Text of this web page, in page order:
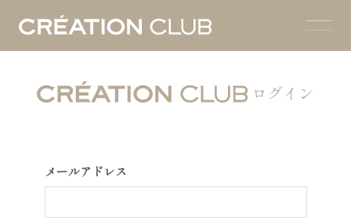
ログイン
メールアドレス